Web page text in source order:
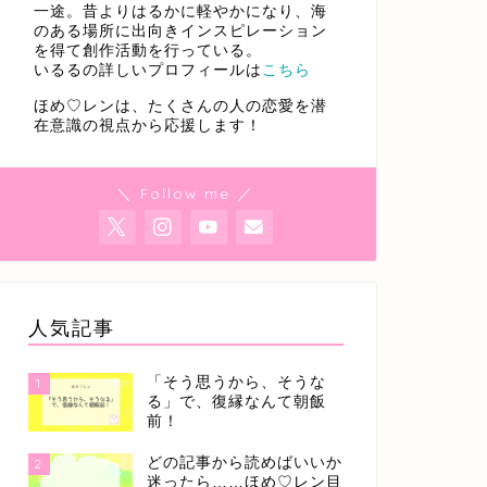
一途。昔よりはるかに軽やかになり、海
のある場所に出向きインスピレーション
を得て創作活動を行っている。
いるるの詳しいプロフィールは こちら
ほめ♡レンは、たくさんの人の恋愛を潜
在意識の視点から応援します！
＼ Follow me ／
人気記事
1
「そう思うから、そうな
る」で、復縁なんて朝飯
前！
2
どの記事から読めばいいか
迷ったら……ほめ♡レン目